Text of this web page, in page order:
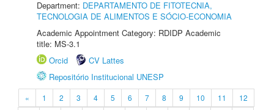
Department: DEPARTAMENTO DE FITOTECNIA,
TECNOLOGIA DE ALIMENTOS E SÓCIO-ECONOMIA
Academic Appointment Category: RDIDP Academic
title: MS-3.1
Orcid
CV Lattes
Repositório Institucional UNESP
« 1 2 3 4 5 6 7 8 9 10 11
12